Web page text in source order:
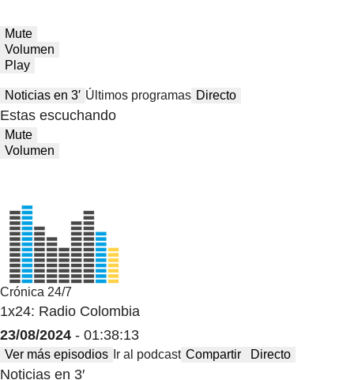
Mute
Volumen
Play
Noticias en 3′ Últimos programas Directo
Estas escuchando
Mute
Volumen
Crónica 24/7
1x24: Radio Colombia
23/08/2024 - 01:38:13
Ver más episodios Ir al podcast Compartir Directo
Noticias en 3′